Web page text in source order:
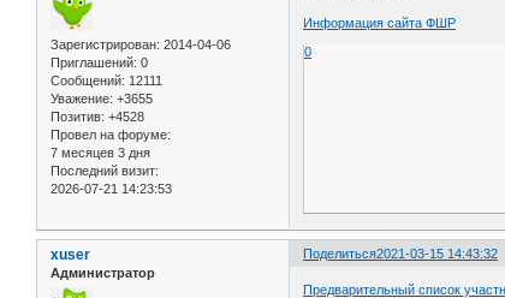
Зарегистрирован: 2014-04-06
Приглашений: 0
Сообщений: 12111
Уважение: +3655
Позитив: +4528
Провел на форуме:
7 месяцев 3 дня
Последний визит:
2026-07-21 14:23:53
Информация сайта ФШР
0
Поделиться2021-03-15 14:43:32
xuser
Администратор
Предварительный список